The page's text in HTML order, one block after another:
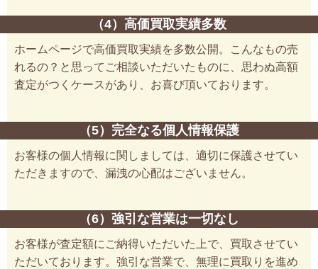
（4）高価買取実績多数
ホームページで高価買取実績を多数公開。こんなもの売
れるの？と思ってご相談いただいたものに、思わぬ高額
査定がつくケースがあり、お喜び頂いております。
（5）完全なる個人情報保護
お客様の個人情報に関しましては、適切に保護させてい
ただきますので、漏洩の心配はございません。
（6）強引な営業は一切なし
お客様が査定額にご納得いただいた上で、買取させてい
ただいております。強引な営業で、無理に買取りを進め